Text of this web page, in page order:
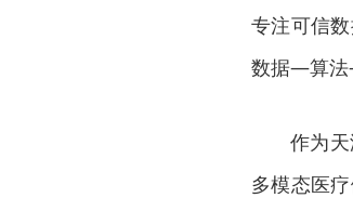
专注可信
数据—算法
作为
多模态医